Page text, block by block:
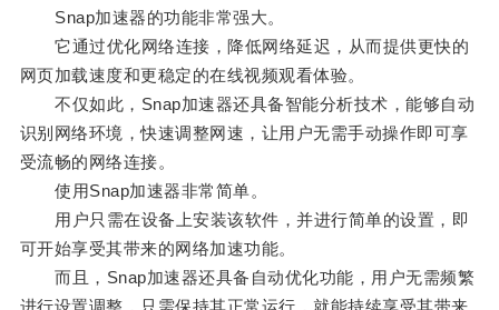
Snap加速器的功能非常强大。
它通过优化网络连接，降低网络延迟，从而提供更快的
网页加载速度和更稳定的在线视频观看体验。
不仅如此，Snap加速器还具备智能分析技术，能够自动
识别网络环境，快速调整网速，让用户无需手动操作即可享
受流畅的网络连接。
使用Snap加速器非常简单。
用户只需在设备上安装该软件，并进行简单的设置，即
可开始享受其带来的网络加速功能。
而且，Snap加速器还具备自动优化功能，用户无需频繁